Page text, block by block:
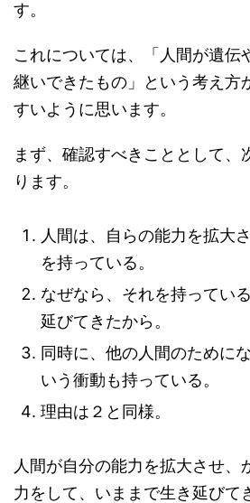
す。
これについては、「人間が遺伝
継いできたもの」という考え方
すいように思います。
まず、確認すべきこととして、
ります。
人間は、自らの能力を拡大
を持っている。
なぜなら、それを持ってい
延びてきたから。
同時に、他の人間のために
いう衝動も持っている。
理由は２と同様。
人間が自分の能力を拡大させ、
力をして、いままで生き延びて